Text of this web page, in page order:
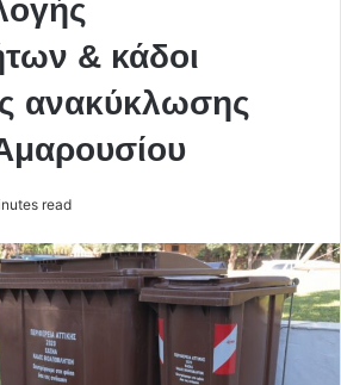
& κάδοι
ανακύκλωσης
read